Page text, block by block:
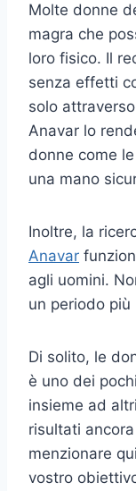
Molte donne
magra che
loro fisico. Il
senza effetti
solo
Anavar lo
donne come
una mano
Inoltre, la
Anavar
agli uomini.
un periodo
Di solito, le
è uno dei
insieme ad
risultati
menzionare
vostro